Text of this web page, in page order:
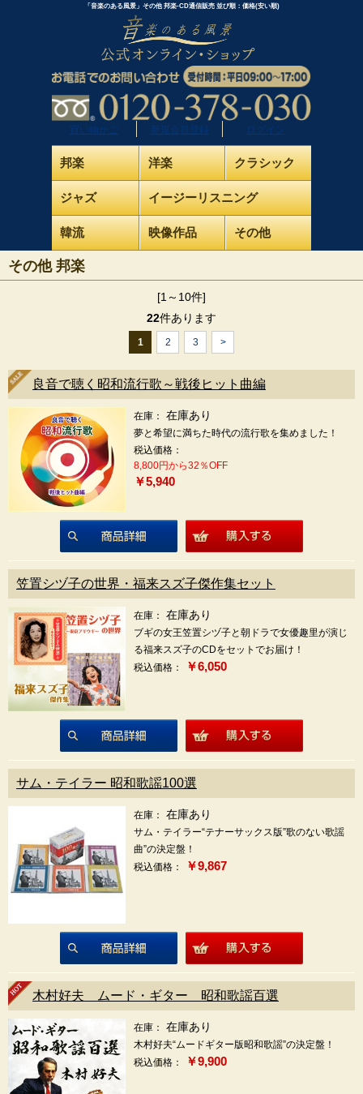
「音楽のある風景」その他 邦楽-CD通信販売 並び順：価格(安い順)
買い物かご 新規会員登録 ログイン
邦楽 洋楽 クラシック
ジャズ イージーリスニング
韓流 映像作品 その他
その他 邦楽
[1～10件]
22件あります
1 2 3 >
良音で聴く昭和流行歌～戦後ヒット曲編
在庫： 在庫あり
夢と希望に満ちた時代の流行歌を集めました！
税込価格：
8,800円から32％OFF
￥5,940
商品詳細
笠置シヅ子の世界・福来スズ子傑作集セット
在庫： 在庫あり
ブギの女王笠置シヅ子と朝ドラで女優趣里が演じ
る福来スズ子のCDをセットでお届け！
税込価格：
￥6,050
商品詳細
サム・テイラー 昭和歌謡100選
在庫： 在庫あり
サム・テイラー“テナーサックス版”歌のない歌謡
曲”の決定盤！
税込価格：
￥9,867
商品詳細
木村好夫 ムード・ギター 昭和歌謡百選
在庫： 在庫あり
木村好夫“ムードギター版昭和歌謡”の決定盤！
税込価格：
￥9,900